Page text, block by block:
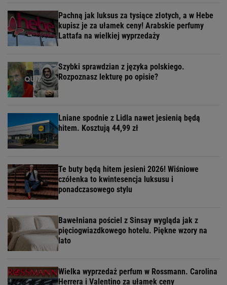
Pachną jak luksus za tysiące złotych, a w Hebe
kupisz je za ułamek ceny! Arabskie perfumy
Lattafa na wielkiej wyprzedaży
Szybki sprawdzian z języka polskiego.
Rozpoznasz lekturę po opisie?
Lniane spodnie z Lidla nawet jesienią będą
hitem. Kosztują 44,99 zł
Te buty będą hitem jesieni 2026! Wiśniowe
czółenka to kwintesencja luksusu i
ponadczasowego stylu
Bawełniana pościel z Sinsay wygląda jak z
pięciogwiazdkowego hotelu. Piękne wzory na
lato
Wielka wyprzedaż perfum w Rossmann. Carolina
Herrera i Valentino za ułamek ceny